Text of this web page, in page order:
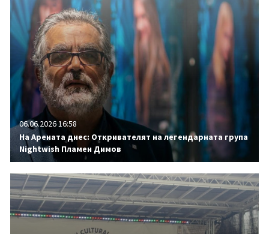
06.06.2026 16:58
На Арената днес: Откривателят на легендарната група
Nightwish Пламен Димов